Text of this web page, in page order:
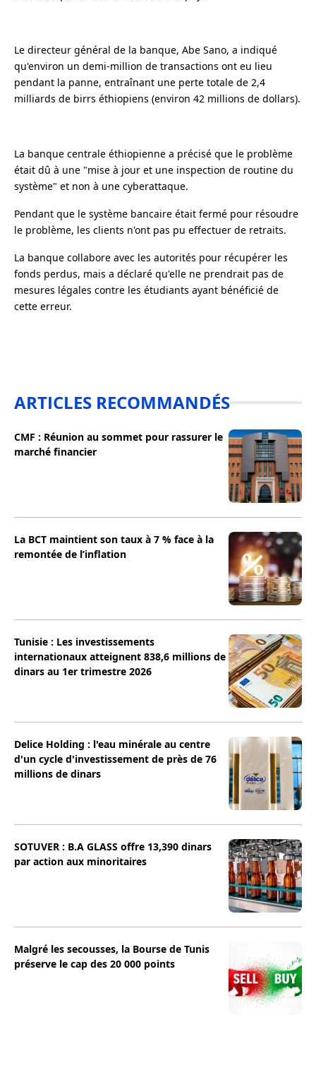
Le directeur général de la banque, Abe Sano, a indiqué
qu'environ un demi-million de transactions ont eu lieu
pendant la panne, entraînant une perte totale de 2,4
milliards de birrs éthiopiens (environ 42 millions de dollars).
La banque centrale éthiopienne a précisé que le problème
était dû à une "mise à jour et une inspection de routine du
système" et non à une cyberattaque.
Pendant que le système bancaire était fermé pour résoudre
le problème, les clients n'ont pas pu effectuer de retraits.
La banque collabore avec les autorités pour récupérer les
fonds perdus, mais a déclaré qu'elle ne prendrait pas de
mesures légales contre les étudiants ayant bénéficié de
cette erreur.
ARTICLES RECOMMANDÉS
CMF : Réunion au sommet pour rassurer le
marché financier
La BCT maintient son taux à 7 % face à la
remontée de l’inflation
Tunisie : Les investissements
internationaux atteignent 838,6 millions de
dinars au 1er trimestre 2026
Delice Holding : l'eau minérale au centre
d'un cycle d'investissement de près de 76
millions de dinars
SOTUVER : B.A GLASS offre 13,390 dinars
par action aux minoritaires
Malgré les secousses, la Bourse de Tunis
préserve le cap des 20 000 points